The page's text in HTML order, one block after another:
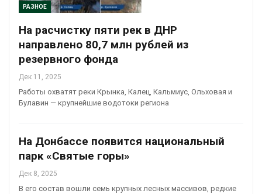
РАЗНОЕ
На расчистку пяти рек в ДНР
направлено 80,7 млн рублей из
резервного фонда
Дек 11, 2025
Работы охватят реки Крынка, Калец, Кальмиус, Ольховая и
Булавин — крупнейшие водотоки региона
На Донбассе появится национальный
парк «Святые горы»
Дек 8, 2025
В его состав вошли семь крупных лесных массивов, редкие